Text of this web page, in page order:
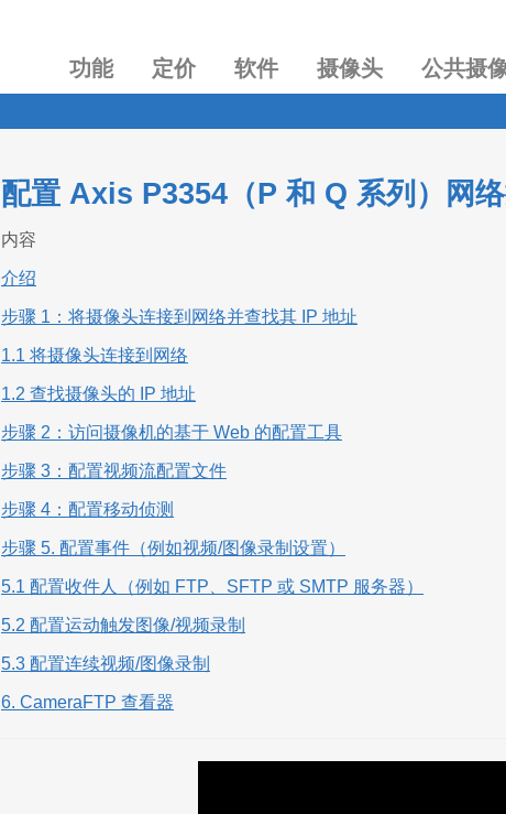
功能 定价 软件 摄像头 公共摄
配置 Axis P3354（P 和 Q 系列）网
内容
介绍
步骤 1：将摄像头连接到网络并查找其 IP 地址
1.1 将摄像头连接到网络
1.2 查找摄像头的 IP 地址
步骤 2：访问摄像机的基于 Web 的配置工具
步骤 3：配置视频流配置文件
步骤 4：配置移动侦测
步骤 5. 配置事件（例如视频/图像录制设置）
5.1 配置收件人（例如 FTP、SFTP 或 SMTP 服务器）
5.2 配置运动触发图像/视频录制
5.3 配置连续视频/图像录制
6. CameraFTP 查看器